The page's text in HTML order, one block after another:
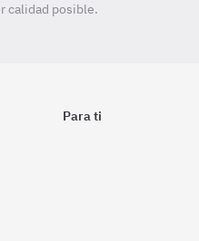
calidad posible.
Para ti